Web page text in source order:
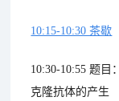
10:15-10:30 茶歇
10:30-10:55 题
克隆抗体的产生